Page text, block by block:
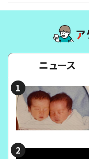
ニュース